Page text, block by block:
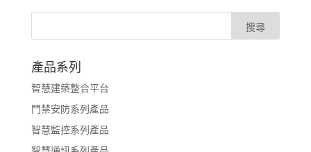
產品系列
智慧建築整合平台
門禁安防系列產品
智慧監控系列產品